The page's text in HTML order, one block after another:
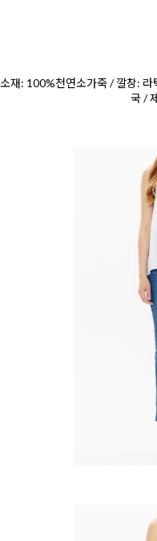
소재: 100%천연소가죽 / 깔창: 라
국 /